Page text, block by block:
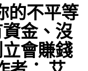
|
《讓
訂
閱
的不平等
金、沒
會賺錢